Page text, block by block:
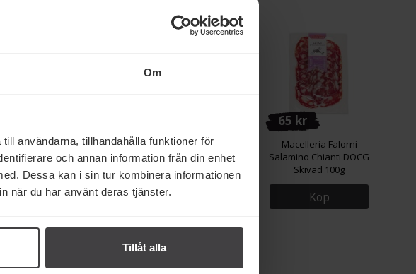
Om
användarna, tillhandahålla funktioner för
och annan information från din enhet
Dessa kan i sin tur kombinera informationen
när du har använt deras tjänster.
Tillåt alla
Giusti Fikon
Balsamicocreme 150ml
Köp
Musselfood
Musselpulver 50g
65 kr
Macelleria Falorni
Salamino Chianti DOCG
Skivad 100g
Köp